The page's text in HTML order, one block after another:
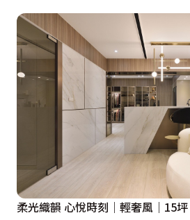
柔光織韻 心悅時刻｜輕奢風｜15坪